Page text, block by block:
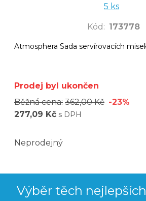
5 ks
Kód : 173778
Atmosphera Sada servírovacích
Prodej byl ukončen
Běžná cena: 362,00 Kč -23%
277,09 Kč s DPH
Neprodejný
Výběr těch nejlepších